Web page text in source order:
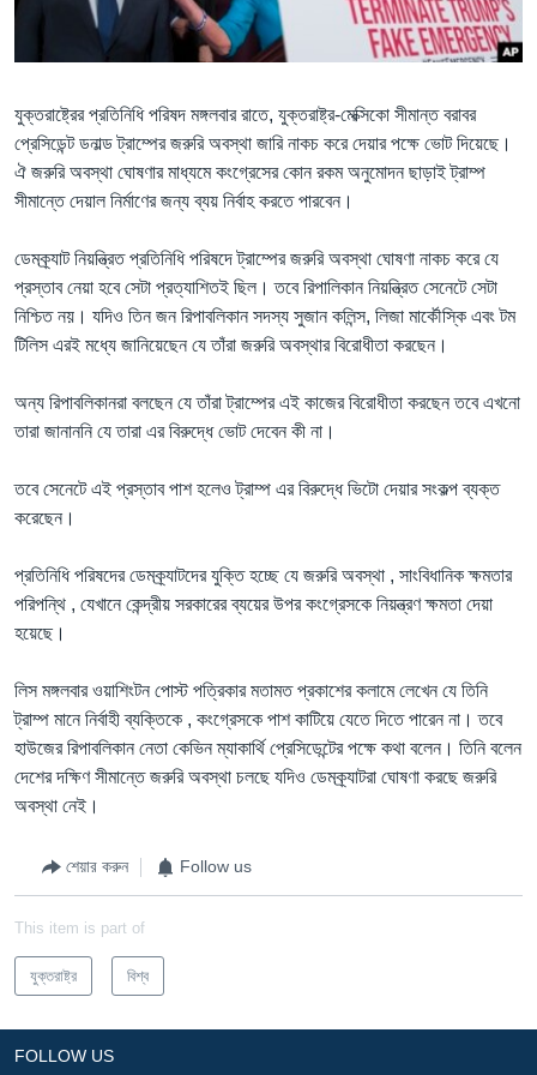
Learning English
FOLLOW US
অন্য ভাষায় ওয়েব সাইট
যুক্তরাষ্ট্রের প্রতিনিধি পরিষদ মঙ্গলবার রাতে, যুক্তরাষ্ট্র-মেক্সিকো সীমান্ত বরাবর
প্রেসিডেন্ট ডনাল্ড ট্রাম্পের জরুরি অবস্থা জারি নাকচ করে দেয়ার পক্ষে ভোট দিয়েছে।
ঐ জরুরি অবস্থা ঘোষণার মাধ্যমে কংগ্রেসের কোন রকম অনুমোদন ছাড়াই ট্রাম্প
সীমান্তে দেয়াল নির্মাণের জন্য ব্যয় নির্বাহ করতে পারবেন।
ডেমক্র্যাট নিয়ন্ত্রিত প্রতিনিধি পরিষদে ট্রাম্পের জরুরি অবস্থা ঘোষণা নাকচ করে যে
প্রস্তাব নেয়া হবে সেটা প্রত্যাশিতই ছিল। তবে রিপালিকান নিয়ন্ত্রিত সেনেটে সেটা
নিশ্চিত নয়। যদিও তিন জন রিপাবলিকান সদস্য সুজান কলিন্স, লিজা মার্কৌস্কি এবং টম
টিলিস এরই মধ্যে জানিয়েছেন যে তাঁরা জরুরি অবস্থার বিরোধীতা করছেন।
অন্য রিপাবলিকানরা বলছেন যে তাঁরা ট্রাম্পের এই কাজের বিরোধীতা করছেন তবে এখনো
তারা জানাননি যে তারা এর বিরুদ্ধে ভোট দেবেন কী না।
তবে সেনেটে এই প্রস্তাব পাশ হলেও ট্রাম্প এর বিরুদ্ধে ভিটো দেয়ার সংকল্প ব্যক্ত
করেছেন।
প্রতিনিধি পরিষদের ডেমক্র্যাটদের যুক্তি হচ্ছে যে জরুরি অবস্থা , সাংবিধানিক ক্ষমতার
পরিপন্থি , যেখানে কেন্দ্রীয় সরকারের ব্যয়ের উপর কংগ্রেসকে নিয়ন্ত্রণ ক্ষমতা দেয়া
হয়েছে।
লিস মঙ্গলবার ওয়াশিংটন পোস্ট পত্রিকার মতামত প্রকাশের কলামে লেখেন যে তিনি
ট্রাম্প মানে নির্বাহী ব্যক্তিকে , কংগ্রেসকে পাশ কাটিয়ে যেতে দিতে পারেন না। তবে
হাউজের রিপাবলিকান নেতা কেভিন ম্যাকার্থি প্রেসিডেন্টের পক্ষে কথা বলেন। তিনি বলেন
দেশের দক্ষিণ সীমান্তে জরুরি অবস্থা চলছে যদিও ডেমক্র্যাটরা ঘোষণা করছে জরুরি
অবস্থা নেই।
শেয়ার করুন Follow us
This item is part of
যুক্তরাষ্ট্র বিশ্ব
FOLLOW US